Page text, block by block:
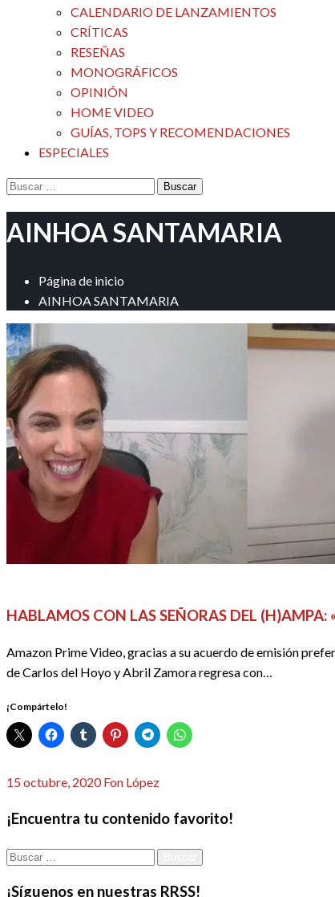
CALENDARIO DE LANZAMIENTOS
CRÍTICAS
RESEÑAS
MONOGRÁFICOS
OPINIÓN
HOME VIDEO
GUÍAS, TOPS Y RECOMENDACIONES
ESPECIALES
Buscar:
AINHOA SANTAMARIA
Página de inicio
AINHOA SANTAMARIA
HABLAMOS CON LAS SEÑORAS DEL
Amazon Prime Video, gracias a su acuerdo de emisión
de Carlos del Hoyo y Abril Zamora regresa con…
¡Compártelo!
Publicado
15 octubre, 2020 Fon López
¡Encuentra tu contenido favorito!
Buscar:
¡Síguenos en nuestras RRSS!